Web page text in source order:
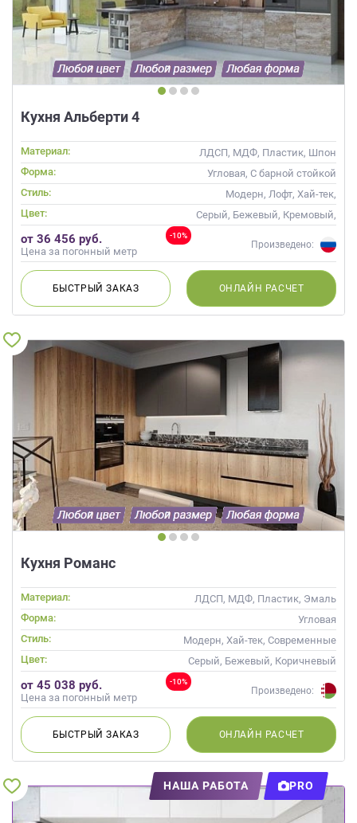
Кухня Альберти 4
Материал:
ЛДСП, МДФ, Пластик, Шпон
Форма:
Угловая, С барной стойкой
Стиль:
Модерн, Лофт, Хай-тек,
Современные
Цвет:
Серый, Бежевый, Кремовый,
Коричневый, Капучино
-10%
от 36 456 руб.
Цена за погонный метр
Произведено:
БЫСТРЫЙЗАКАЗ ОНЛАЙН РАСЧЕТ
Кухня Романс
Материал:
ЛДСП, МДФ, Пластик, Эмаль
Форма:
Угловая
Стиль:
Модерн, Хай-тек, Современные
Цвет:
Серый, Бежевый, Коричневый
-10%
от 45 038 руб.
Цена за погонный метр
Произведено:
БЫСТРЫЙЗАКАЗ ОНЛАЙН РАСЧЕТ
НАША РАБОТА PRO